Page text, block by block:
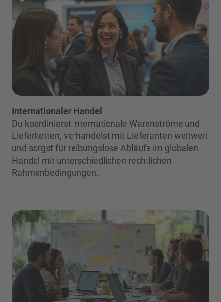
Internationaler Handel
Du koordinierst internationale Warenströme und
Lieferketten, verhandelst mit Lieferanten weltweit
und sorgst für reibungslose Abläufe im globalen
Handel mit unterschiedlichen rechtlichen
Rahmenbedingungen.